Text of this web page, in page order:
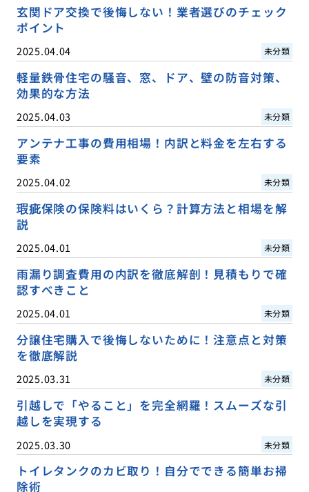
玄関ドア交換で後悔しない！業者選びのチェック
ポイント
2025.04.04 未分類
軽量鉄骨住宅の騒音、窓、ドア、壁の防音対策、
効果的な方法
2025.04.03 未分類
アンテナ工事の費用相場！内訳と料金を左右する
要素
2025.04.02 未分類
瑕疵保険の保険料はいくら？計算方法と相場を解
説
2025.04.01 未分類
雨漏り調査費用の内訳を徹底解剖！見積もりで確
認すべきこと
2025.04.01 未分類
分譲住宅購入で後悔しないために！注意点と対策
を徹底解説
2025.03.31 未分類
引越しで「やること」を完全網羅！スムーズな引
越しを実現する
2025.03.30 未分類
トイレタンクのカビ取り！自分でできる簡単お掃
除術